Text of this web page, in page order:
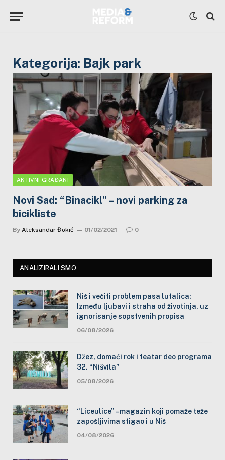
Kategorija: Bajk park
AKTIVNI GRAĐANI
Novi Sad: “Binacikl” – novi parking za
bicikliste
By Aleksandar Đokić 01/02/2021 0
ANALIZIRALI SMO
Niš i večiti problem pasa lutalica:
Između ljubavi i straha od životinja, uz
ignorisanje sopstvenih propisa
06/08/2026
Džez, domaći rok i teatar deo programa
32. “Nišvila”
05/08/2026
“Liceulice” – magazin koji pomaže teže
zapošljivima stigao i u Niš
04/08/2026